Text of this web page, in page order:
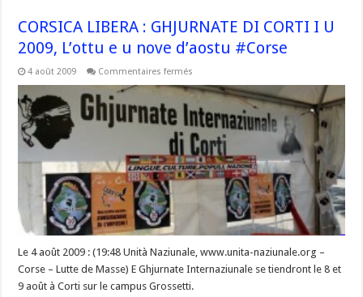
CORSICA LIBERA : GHJURNATE DI CORTI I U
2009, L’ottu e u nove d’aostu #Corse
4 août 2009 Commentaires fermés
LIBERA
GHJURNATE
DI
CORTI
U
2009,
L’ottu
d’aostu
Le 4 août 2009 : (19:48 Unità Naziunale, www.unita-naziunale.org –
Corse – Lutte de Masse) E Ghjurnate Internaziunale se tiendront le 8 et
9 août à Corti sur le campus Grossetti.